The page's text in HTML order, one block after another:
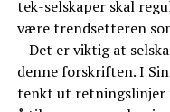
tek-selskaper skal
være trendsetteren
– Det er viktig at
denne forskriften. I
tenkt ut retningslinjer